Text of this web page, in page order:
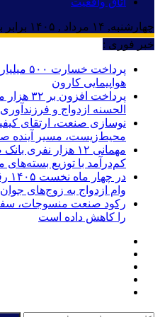
چهارشنبه, ۱۴ مرداد , ۱۴۰۵ برابر با - Wednesday, 5 August , 2026
خبر فوری :
پرداخت
هواپیمایی کارون
پرداخت
الحسنه ازدواج و
نوسازی صنعت، ارتقای
محیط‌زیست، مسیر آینده
مهمانی ۱۲ هزار
کم‌درآمد با توزیع بسته‌های
وام ازدواج به زوج‌های
رکود صنعت منسوجات،
را کاهش داده است